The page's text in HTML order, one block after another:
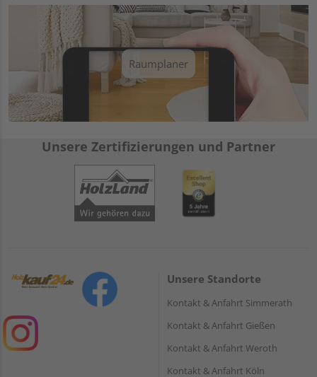
Raumplaner
Unsere Zertifizierungen und Partner
Unsere Standorte
Kontakt & Anfahrt Simmerath
Kontakt & Anfahrt Gießen
Kontakt & Anfahrt Weroth
Kontakt & Anfahrt Köln